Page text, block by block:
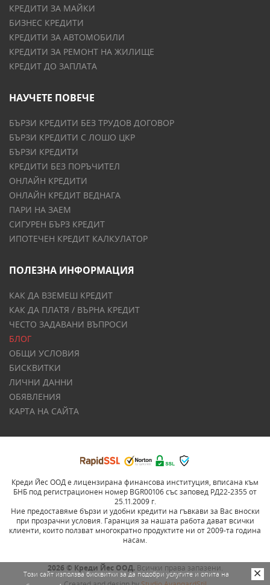
КРЕДИТИ ЗА МАЙКИ
БИЗНЕС КРЕДИТИ
КРЕДИТИ ЗА АВТОМОБИЛИ
КРЕДИТИ ЗА РЕМОНТ НА ЖИЛИЩЕ
КРЕДИТ ДО ЗАПЛАТА
НАУЧЕТЕ ПОВЕЧЕ
БЪРЗИ КРЕДИТИ БЕЗ ТРУДОВ ДОГОВОР
БЪРЗИ КРЕДИТИ С ЛОШО ЦКР
БЪРЗИ КРЕДИТИ
КРЕДИТИ БЕЗ ПОРЪЧИТЕЛ
ОНЛАЙН КРЕДИТИ
ОНЛАЙН КРЕДИТ ВЕДНАГА
ПАРИ НА ЗАЕМ
СИГУРЕН БЪРЗ КРЕДИТ
ИПОТЕЧЕН КРЕДИТ КАЛКУЛАТОР
ПОЛЕЗНА ИНФОРМАЦИЯ
КАК ДА ВЗЕМЕШ КРЕДИТ
КАК ДА ПЛАТЯ / ВЪРНА КРЕДИТ
ЧЕСТО ЗАДАВАНИ ВЪПРОСИ
БЛОГ
ОБЩИ УСЛОВИЯ
БИСКВИТКИ
ЛИЧНИ ДАННИ
ОБЯВЛЕНИЯ
КАРТА НА САЙТА
Креди Йес ООД е лицензирана финансова институция, вписана към
БНБ под регистрационен номер BGR00106 със заповед РД22-2355 от
25.11.2009 г.
Ние предоставяме бързи и удобни кредити на гъвкави за Вас вноски
при прозрачни условия. Гаранция за нашата работа дават всички
клиенти, които ползват многократно продуктите ни от 2009-та година
насам.
2026 © Креди Йес ООД. Всички права запазени.
Този сайт използва бисквитки за да подобри услугите и опита на